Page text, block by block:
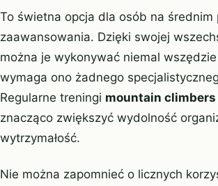
To świetna opcja dla osób na średnim
zaawansowania. Dzięki swojej
można je wykonywać niemal
wymaga ono żadnego
Regularne treningi mountain climbers
znacząco zwiększyć wydolność
wytrzymałość.
Nie można zapomnieć o licznych